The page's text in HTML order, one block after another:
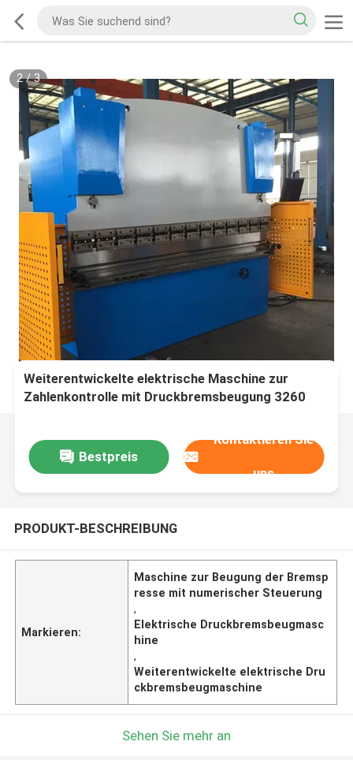
2/3
Weiterentwickelte elektrische Maschine zur
Zahlenkontrolle mit Druckbremsbeugung 3260
Bestpreis
Kontaktieren Sie
uns
PRODUKT-BESCHREIBUNG
Markieren:
Maschine zur Beugung der Bremsp
resse mit numerischer Steuerung
,
Elektrische Druckbremsbeugmasc
hine
,
Weiterentwickelte elektrische Dru
ckbremsbeugmaschine
Sehen Sie mehr an